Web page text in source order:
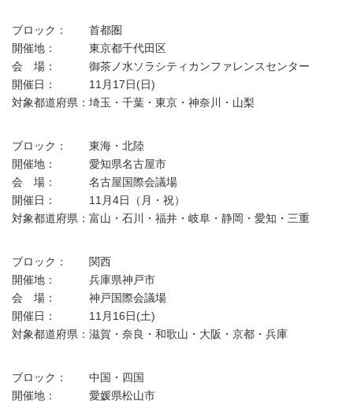
ブロック： 首都圏
開催地： 東京都千代田区
会 場： 御茶ノ水ソラシティカンファレンスセンター
開催日： 11月17日(日)
対象都道府県：埼玉・千葉・東京・神奈川・山梨
ブロック： 東海・北陸
開催地： 愛知県名古屋市
会 場： 名古屋国際会議場
開催日： 11月4日（月・祝）
対象都道府県：富山・石川・福井・岐阜・静岡・愛知・三重
ブロック： 関西
開催地： 兵庫県神戸市
会 場： 神戸国際会議場
開催日： 11月16日(土)
対象都道府県：滋賀・奈良・和歌山・大阪・京都・兵庫
ブロック： 中国・四国
開催地： 愛媛県松山市